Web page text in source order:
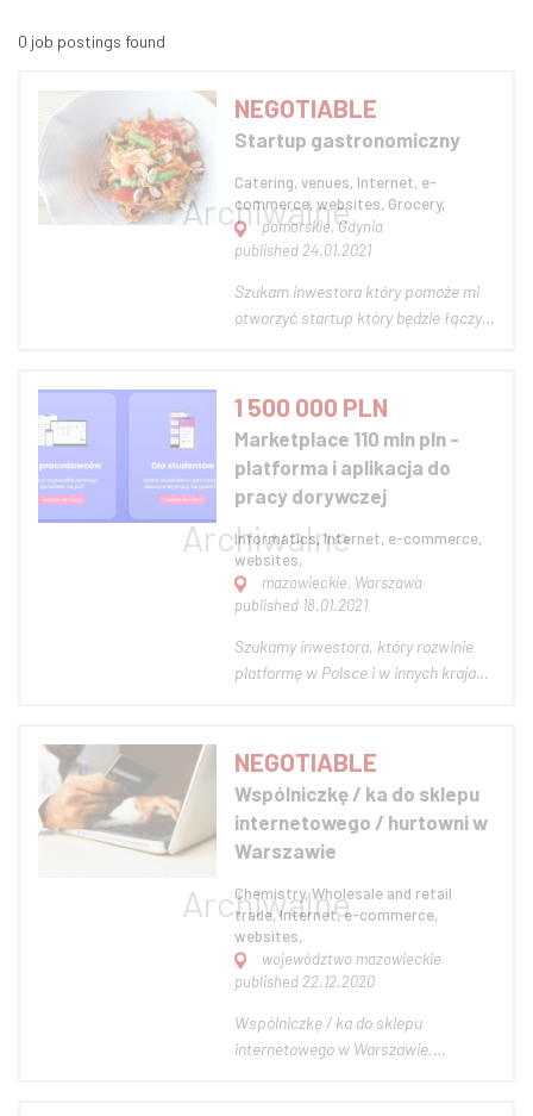
0 job postings found
NEGOTIABLE
Startup gastronomiczny
Catering, venues, Internet, e-
commerce, websites, Grocery,
pomorskie, Gdynia
published 24.01.2021
Szukam inwestora który pomoże mi
otworzyć startup który będzie łączył
której każdy z Nas ( na działalności
gospodarczej) będzie mógł
zaoferować dania.
1 500 000 PLN
Marketplace 110 mln pln -
platforma i aplikacja do
pracy dorywczej
Informatics, Internet, e-commerce,
websites,
mazowieckie, Warszawa
published 18.01.2021
Szukamy inwestora, który rozwinie
platformę w Polsce i w innych krajach
mazowieckim i rozwijamy platformę
od września tego roku. Od stycznia
2021 działamy też we Wrocławiu,
Poznani...
NEGOTIABLE
Wspólniczkę / ka do sklepu
internetowego / hurtowni w
Warszawie
Chemistry, Wholesale and retail
trade, Internet, e-commerce,
websites,
województwo mazowieckie
published 22.12.2020
Wspólniczkę / ka do sklepu
internetowego w Warszawie,